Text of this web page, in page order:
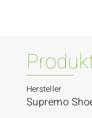
Hersteller
Supremo